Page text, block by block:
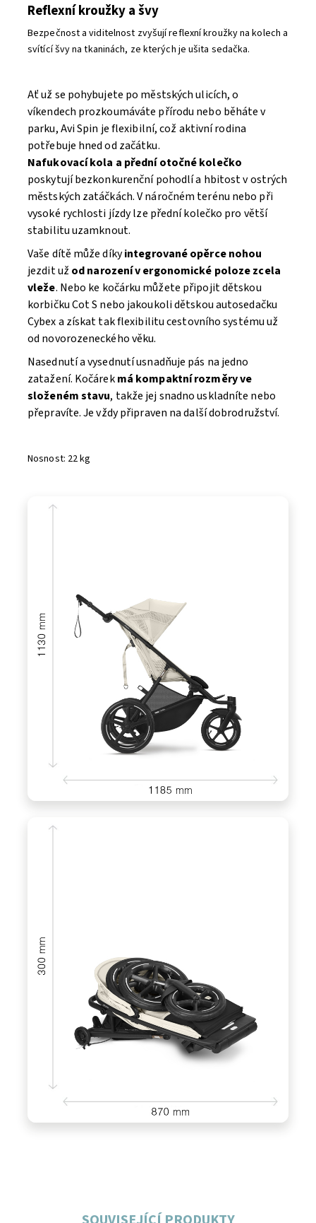
Reflexní kroužky a švy
Bezpečnost a viditelnost zvyšují reflexní kroužky na kolech a
svítící švy na tkaninách, ze kterých je ušita sedačka.
Ať už se pohybujete po městských ulicích, o
víkendech prozkoumáváte přírodu nebo běháte v
parku, Avi Spin je flexibilní, což aktivní rodina
potřebuje hned od začátku.
Nafukovací kola a přední otočné kolečko
poskytují bezkonkurenční pohodlí a hbitost v ostrých
městských zatáčkách. V náročném terénu nebo při
vysoké rychlosti jízdy lze přední kolečko pro větší
stabilitu uzamknout.
Vaše dítě může díkyintegrované opěrce nohou
jezdit už od narození v ergonomické poloze zcela
vleže. Nebo ke kočárku můžete připojit dětskou
korbičku Cot S nebo jakoukoli dětskou autosedačku
Cybex a získat tak flexibilitu cestovního systému už
od novorozeneckého věku.
Nasednutí a vysednutí usnadňuje pás na jedno
zatažení. Kočárekmá kompaktní rozměry ve
složeném stavu, takže jej snadno uskladníte nebo
přepravíte. Je vždy připraven na další dobrodružství.
Nosnost: 22 kg